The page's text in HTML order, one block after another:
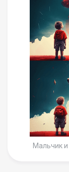
Мальчик и